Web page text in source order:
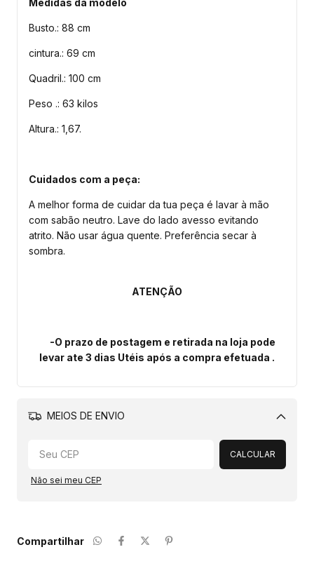
Medidas da modelo
Busto.: 88 cm
cintura.: 69 cm
Quadril.: 100 cm
Peso .: 63 kilos
Altura.: 1,67.
Cuidados com a peça:
A melhor forma de cuidar da tua peça é lavar à mão
com sabão neutro. Lave do lado avesso evitando
atrito. Não usar água quente. Preferência secar à
sombra.
ATENÇÃO
-O prazo de postagem e retirada na loja pode
levar ate 3 dias Utéis após a compra efetuada .
MEIOS DE ENVIO
Alterar CEP
CALCULAR
Não sei meu CEP
Compartilhar